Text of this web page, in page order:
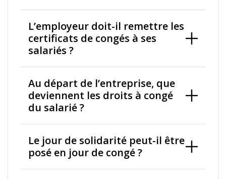
L’employeur doit-il remettre les
certificats de congés à ses
salariés ?
Au départ de l’entreprise, que
deviennent les droits à congé
du salarié ?
Le jour de solidarité peut-il être
posé en jour de congé ?